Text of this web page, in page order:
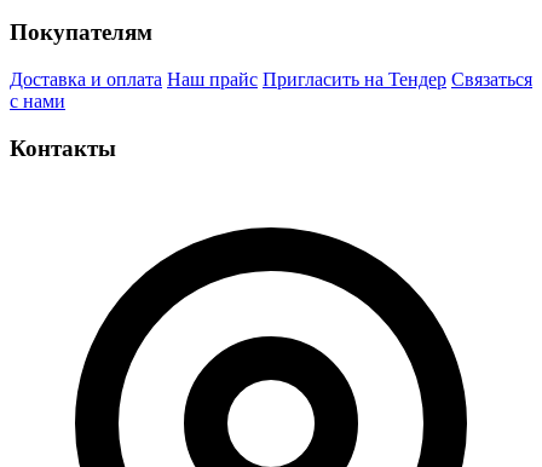
Покупателям
Доставка и оплата Наш прайс Пригласить на Тендер Связаться
с нами
Контакты